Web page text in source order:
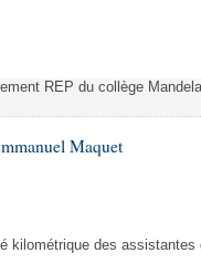
REP du collège
Maquet
kilométrique des